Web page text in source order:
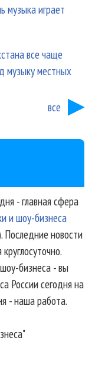
музыка играет
все чаще
музыку местных
все
- главная сфера
и шоу-бизнеса
Последние новости
бизнеса - вы
России сегодня на
- наша работа.